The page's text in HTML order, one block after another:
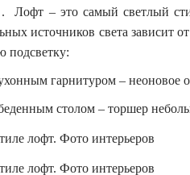
Лофт – это самый светлый
источников света зависит
подсветку:
гарнитуром – неоновое
столом – торшер